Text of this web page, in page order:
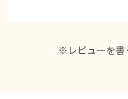
※レビューを書